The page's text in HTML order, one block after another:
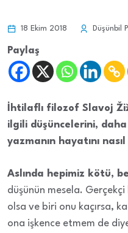
18 Ekim 2018 Düşünbil
Paylaş
İhtilaflı filozof Slavoj
ilgili düşüncelerini,
yazmanın hayatını
Aslında hepimiz kötü,
düşünün mesela. Gerçekçi
olsa ve biri onu kaçırsa,
ona işkence etmem de